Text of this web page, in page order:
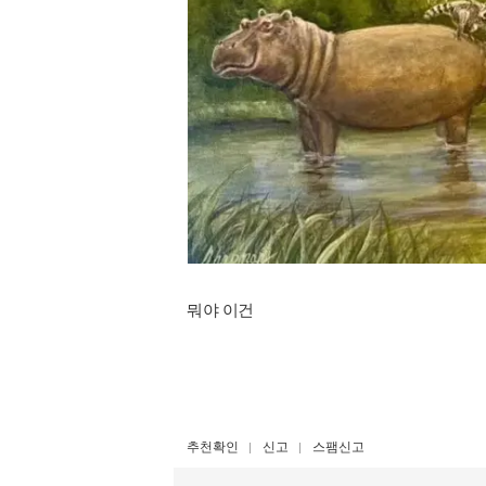
뭐야 이건
추천확인 신고 스팸신고